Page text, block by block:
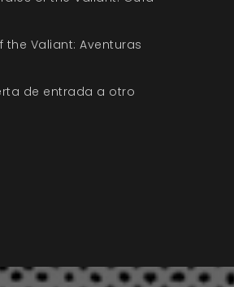
the Valiant: Aventuras
de entrada a otro